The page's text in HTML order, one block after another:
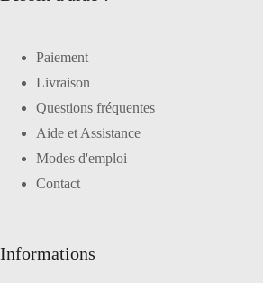
Paiement
Livraison
Questions fréquentes
Aide et Assistance
Modes d'emploi
Contact
Informations